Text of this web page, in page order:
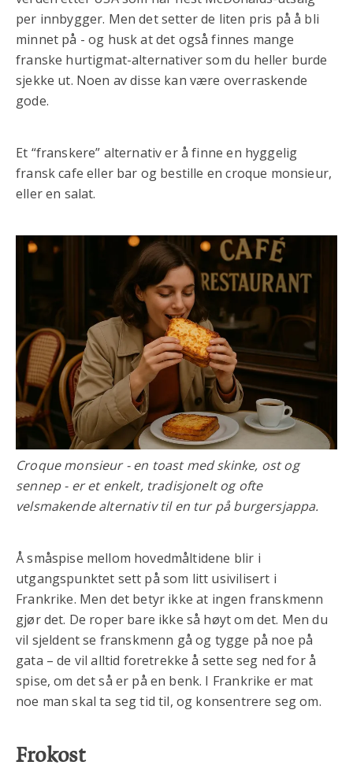
per innbygger. Men det setter de liten pris på å bli
minnet på - og husk at det også finnes mange
franske hurtigmat-alternativer som du heller burde
sjekke ut. Noen av disse kan være overraskende
gode.
Et “franskere” alternativ er å finne en hyggelig
fransk cafe eller bar og bestille en croque monsieur,
eller en salat.
Croque monsieur - en toast med skinke, ost og
sennep - er et enkelt, tradisjonelt og ofte
velsmakende alternativ til en tur på burgersjappa.
Å småspise mellom hovedmåltidene blir i
utgangspunktet sett på som litt usivilisert i
Frankrike. Men det betyr ikke at ingen franskmenn
gjør det. De roper bare ikke så høyt om det. Men du
vil sjeldent se franskmenn gå og tygge på noe på
gata – de vil alltid foretrekke å sette seg ned for å
spise, om det så er på en benk. I Frankrike er mat
noe man skal ta seg tid til, og konsentrere seg om.
Frokost